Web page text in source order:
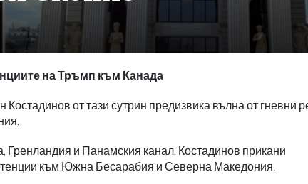
на Тръмп към Канада
от тази сутрин предизвика вълна от гневни
и Панамския канал, Костадинов прикани
към Южна Бесарабия и Северна Македония.